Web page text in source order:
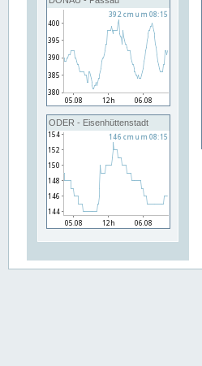
ODER - Eisenhüttenstadt